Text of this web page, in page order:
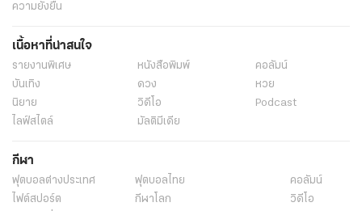
ความยั่งยืน
เนื้อหาที่น่าสนใจ
รายงานพิเศษ หนังสือพิมพ์
คอลัมน์
บันเทิง
ดวง
หวย
นิยาย
วิดีโอ
Podcast
ไลฟ์สไตล์
มัลติมีเดีย
กีฬา
ฟุตบอลต่่างประเทศ ฟุตบอลไทย
คอลัมน์
ไฟต์สปอร์ต
กีฬาโลก
วิดีโอ